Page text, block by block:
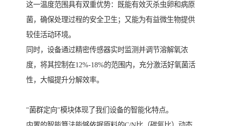
这一温度范围具有双重优势：既能有效灭杀虫卵和病原
菌，确保处理过程的安全卫生；又能为有益微生物提供
较佳活动环境。
同时，设备通过精密传感器实时监测并调节溶解氧浓
度，将其控制在12%-18%的范围内，充分激活好氧菌活
性，大幅提升分解效率。
"菌群定向"模块体现了我们设备的智能化特点。